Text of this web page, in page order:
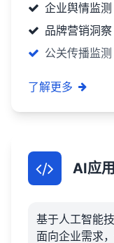
企业舆情监测
品牌营销洞察
公关传播监测
了解更多
AI应
基于人工智能
面向企业需求